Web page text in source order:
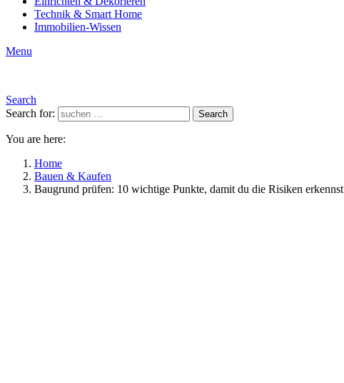
Technik & Smart Home
Immobilien-Wissen
Menu
Search
Search for:
Search
You are here:
Home
Bauen & Kaufen
Baugrund prüfen: 10 wichtige Punkte, damit du die Risiken erkennst